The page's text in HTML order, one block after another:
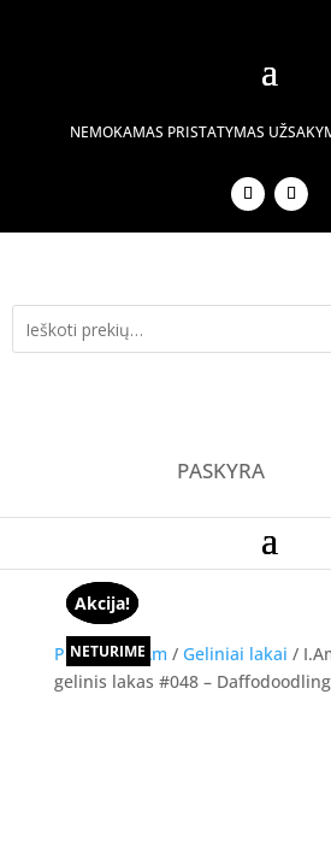
NEMOKAMAS PRISTATYMAS
PASKYRA
Pradžia/I.Am / Geliniai lakai /
gelinis lakas #048 –
Akcija!
Akcija!
Akcija!
NETURIME